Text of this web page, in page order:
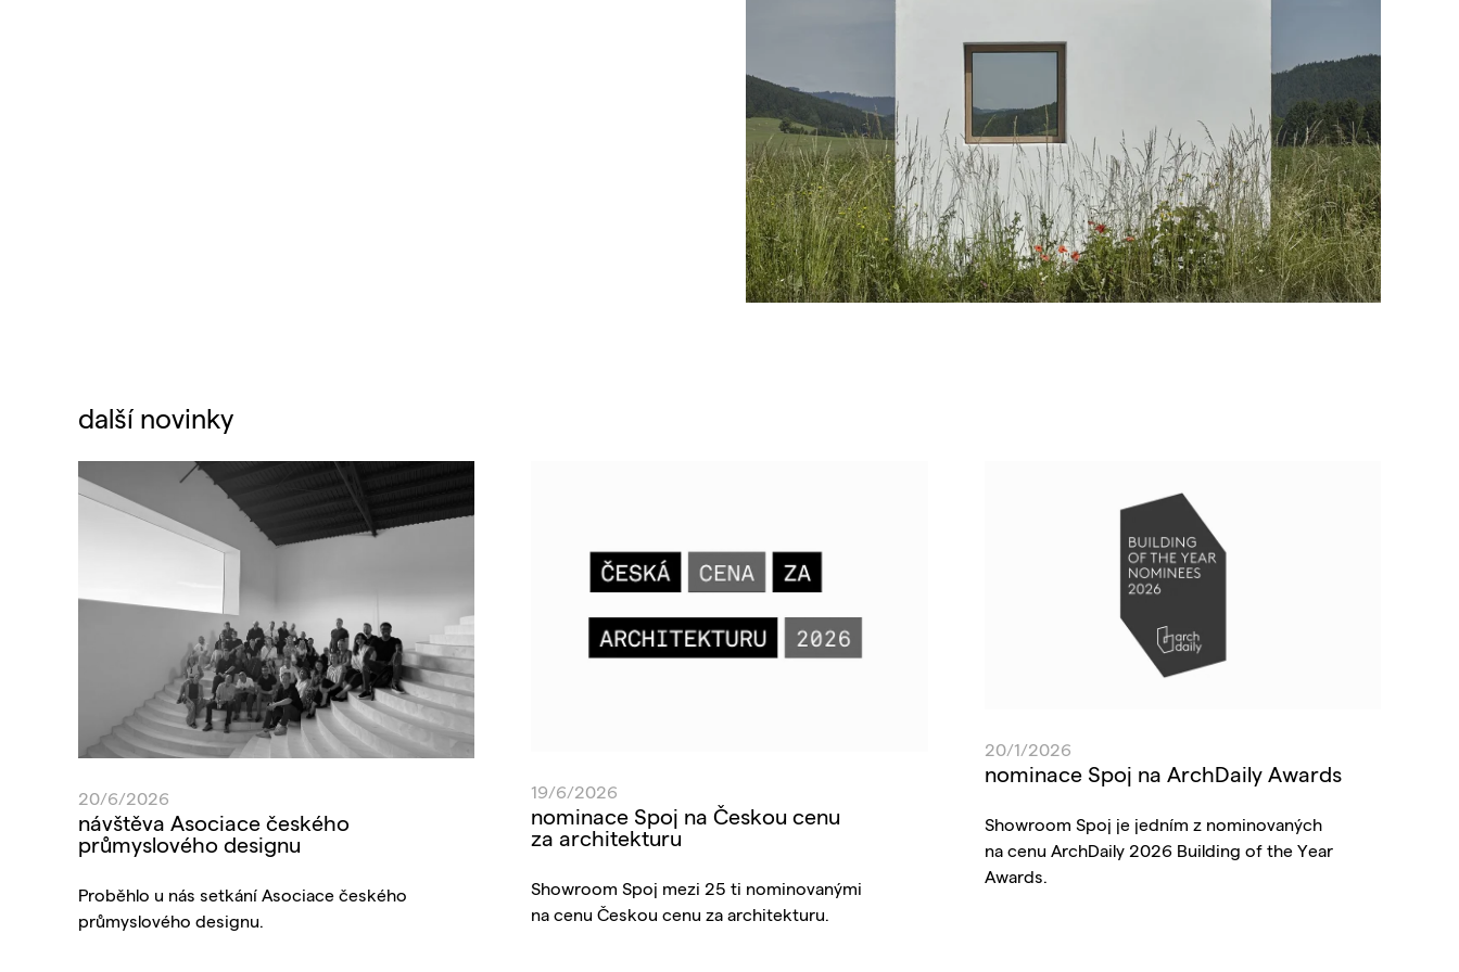
další novinky
20/6/2026
návštěva Asociace českého
průmyslového designu
Proběhlo u nás setkání Asociace českého
průmyslového designu.
19/6/2026
nominace Spoj na Českou cenu
za architekturu
Showroom Spoj mezi 25 ti nominovanými
na cenu Českou cenu za architekturu.
20/1/2026
nominace Spoj na ArchDaily Awards
Showroom Spoj je jedním z nominovaných
na cenu ArchDaily 2026 Building of the Year
Awards.